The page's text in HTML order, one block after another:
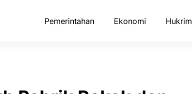
Pemerintahan Ekonomi Hukrim